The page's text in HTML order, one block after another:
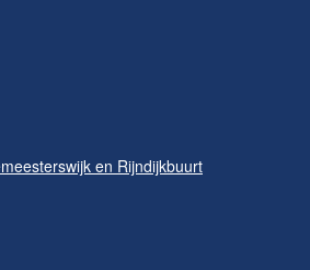
en Rijndijkbuurt